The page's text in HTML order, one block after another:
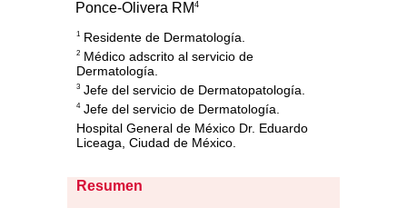
Ponce-Olivera RM 4
1 Residente de Dermatología.
2 Médico adscrito al servicio de
Dermatología.
3 Jefe del servicio de Dermatopatología.
4Jefe del servicio de Dermatología.
Hospital General de México Dr. Eduardo
Liceaga, Ciudad de México.
Resumen